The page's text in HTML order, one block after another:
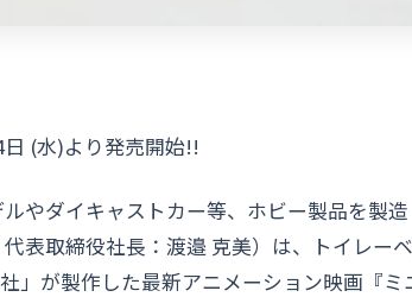
(水)より発売開始!!
やダイキャストカー等、ホビー製品を製
表取締役社長：渡邉 克美）は、トイレー
が製作した最新アニメーション映画『ミ